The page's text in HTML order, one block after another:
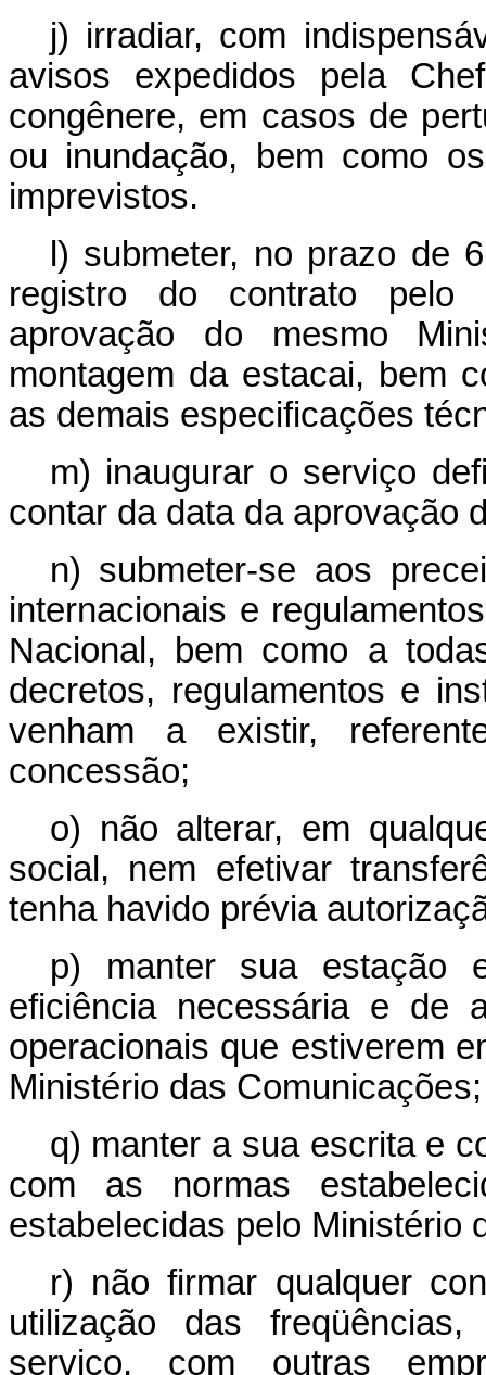
j) irradiar, com
avisos expedidos pela
congênere, em casos de
ou inundação, bem como
imprevistos.
l) submeter, no prazo de
registro do contrato pelo
aprovação do mesmo
montagem da estacai, bem
as demais especificações
m) inaugurar o serviço
contar da data da aprovação
n) submeter-se aos
internacionais e
Nacional, bem como a
decretos, regulamentos e
venham a existir,
concessão;
o) não alterar, em
social, nem efetivar
tenha havido prévia
p) manter sua estação
eficiência necessária e de
operacionais que estiverem
Ministério das Comunicações;
q) manter a sua escrita e
com as normas
estabelecidas pelo Ministério
r) não firmar qualquer
utilização das
serviço, com outras